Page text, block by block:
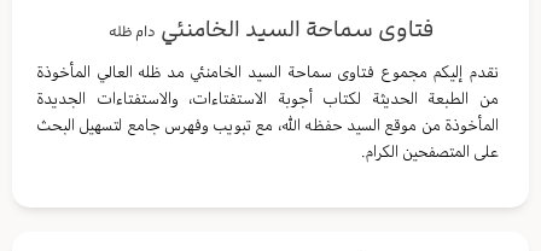
فتاوى سماحة السيد الخامنئي دام ظله
نقدم إليكم مجموع فتاوى سماحة السيد الخامنئي مد ظله العالي المأخوذة
من الطبعة الحديثة لكتاب أجوبة الاستفتاءات، والاستفتاءات الجديدة
المأخوذة من موقع السيد حفظه الله، مع تبويب وفهرس جامع لتسهيل البحث
على المتصفحين الكرام.